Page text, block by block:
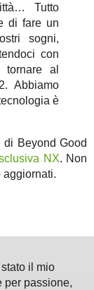
Tutto
di fare un
sogni,
con
tornare al
Abbiamo
è
di Beyond Good
NX. Non
aggiornati.
il mio
per passione,